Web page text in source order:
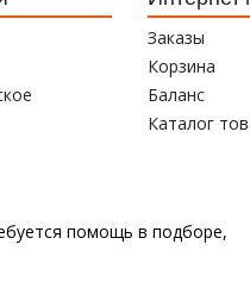
Заказы
Корзина
Баланс
Каталог
помощь в подборе,